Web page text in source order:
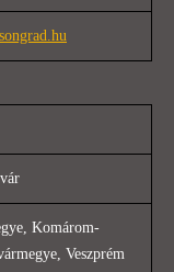
Komárom-
Veszprém